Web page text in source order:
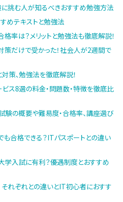
に挑む人が知るべきおすすめ勉強方法
めテキストと勉強法
率は？メリットと勉強法も徹底解説！
策だけで受かった！社会人が2週間で
策、勉強法を徹底解説！
ス8選の料金・問題数・特徴を徹底比
験の概要や難易度・合格率、講座選び
合格できる？ITパスポートとの違い
学入試に有利？優遇制度とおすすめ
れぞれとの違いとIT初心者におすす